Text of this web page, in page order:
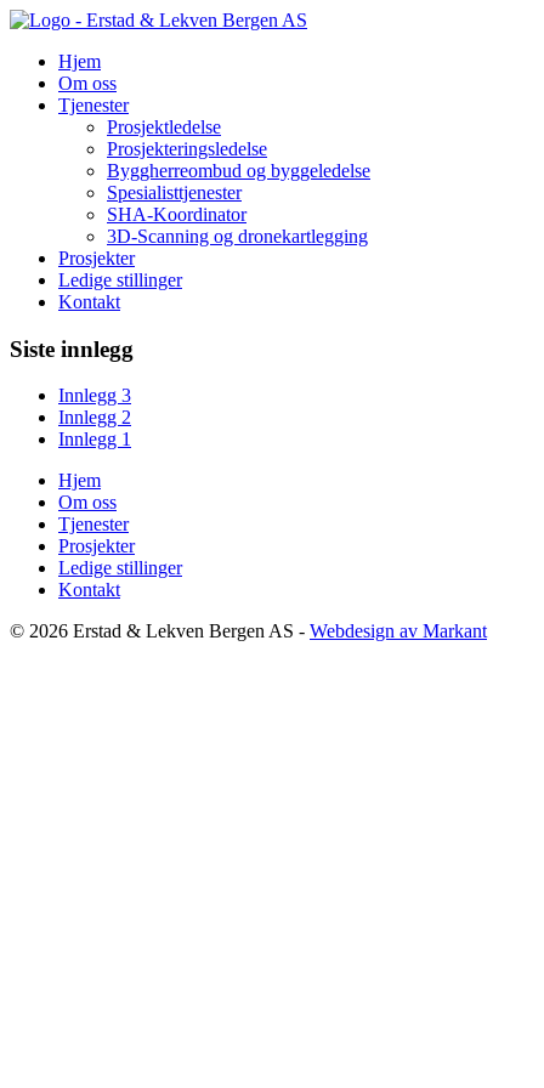
Hopp
innholdHjem
Om oss
Tjenester
Prosjektledelse
Prosjekteringsledelse
Byggherreombud og byggeledelse
Spesialisttjenester
SHA-Koordinator
3D-Scanning og dronekartlegging
Prosjekter
Ledige stillinger
Kontakt
Siste innlegg
Innlegg 3
Innlegg 2
Innlegg 1
Hjem
Om oss
Tjenester
Prosjekter
Ledige stillinger
Kontakt
© 2026 Erstad & Lekven Bergen AS - Webdesign av Markant